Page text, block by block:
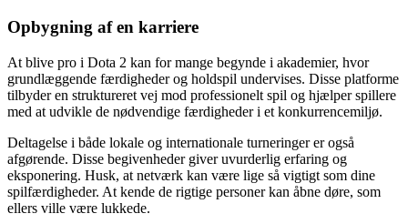
Opbygning af en karriere
At blive pro i Dota 2 kan for mange begynde i akademier, hvor
grundlæggende færdigheder og holdspil undervises. Disse platforme
tilbyder en struktureret vej mod professionelt spil og hjælper spillere
med at udvikle de nødvendige færdigheder i et konkurrencemiljø.
Deltagelse i både lokale og internationale turneringer er også
afgørende. Disse begivenheder giver uvurderlig erfaring og
eksponering. Husk, at netværk kan være lige så vigtigt som dine
spilfærdigheder. At kende de rigtige personer kan åbne døre, som
ellers ville være lukkede.